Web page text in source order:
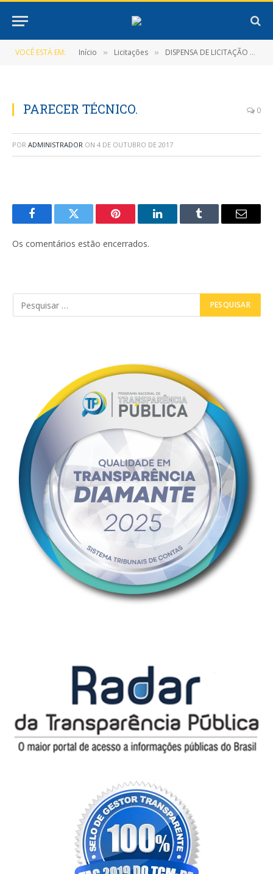
VOCÊ ESTÁ EM: Início » Licitações » DISPENSA DE LICITAÇÃO Nº 7/2017-002-D-PMNT
PARECER TÉCNICO. 0
POR ADMINISTRADOR ON 4 DE OUTUBRO DE 2017
FacebookTwitter Pinterest LinkedInTumblr
E-
Os comentários estão encerrados.